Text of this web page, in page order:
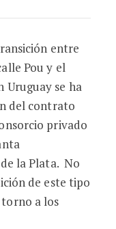
entre
Pou y el
Uruguay se ha
del contrato
privado
la Plata. No
de este tipo
a los